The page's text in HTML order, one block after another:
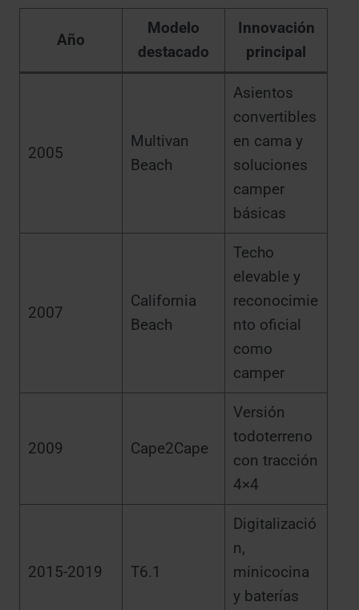
Año
Modelo
destacado
Innovación
principal
2005
Multivan
Beach
Asientos
convertibles
en cama y
soluciones
camper
básicas
2007
California
Beach
Techo
elevable y
reconocimie
nto oficial
como
camper
2009 Cape2Cape
Versión
todoterreno
con tracción
4×4
2015-2019 T6.1
Digitalizació
n,
minicocina
y baterías